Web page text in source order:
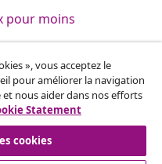
pour moins
», vous acceptez le
pour améliorer la navigation
et nous aider dans nos efforts
Statement
cookies